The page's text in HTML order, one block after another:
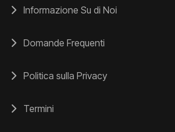
Informazione Su di Noi
Domande Frequenti
Politica sulla Privacy
Termini